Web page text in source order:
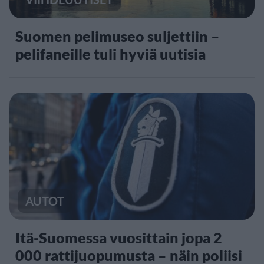
Suomen pelimuseo suljettiin –
pelifaneille tuli hyviä uutisia
AUTOT
Itä-Suomessa vuosittain jopa 2
000 rattijuopumusta – näin poliisi